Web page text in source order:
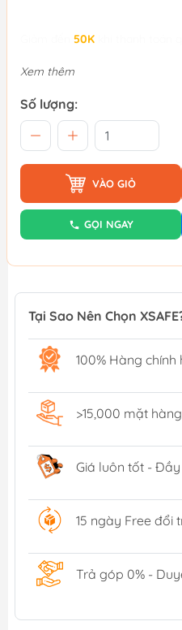
50K
Xem thêm
Số lượng:
VÀO GIỎ
GỌI NGAY
Tại Sao Nên Chọn
100% Hàng chính
>15,000 mặt hàng
Giá luôn tốt - Đầy
15 ngày Free đổi
Trả góp 0% -